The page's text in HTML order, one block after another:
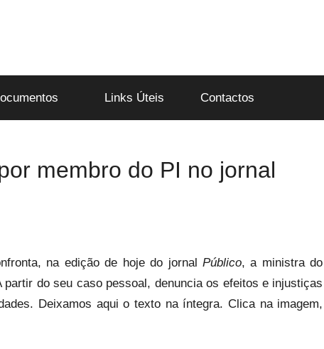
Links Úteis Contactos
membro do PI no jornal
na edição de hoje do jornalPúblico, a ministra do
do seu caso pessoal, denuncia os efeitos e injustiças
Deixamos aqui o texto na íntegra. Clica na imagem,